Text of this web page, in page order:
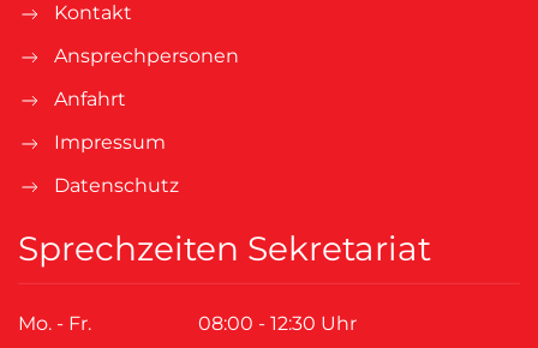
Kontakt
Ansprechpersonen
Anfahrt
Impressum
Datenschutz
Sprechzeiten Sekretariat
Mo. - Fr. 08:00 - 12:30 Uhr